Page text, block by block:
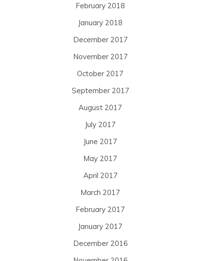
February 2018
January 2018
December 2017
November 2017
October 2017
September 2017
August 2017
July 2017
June 2017
May 2017
April 2017
March 2017
February 2017
January 2017
December 2016